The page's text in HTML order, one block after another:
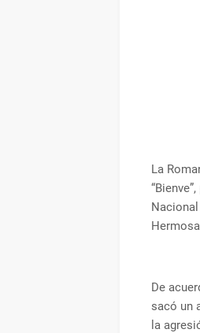
La
De
sacó un
la